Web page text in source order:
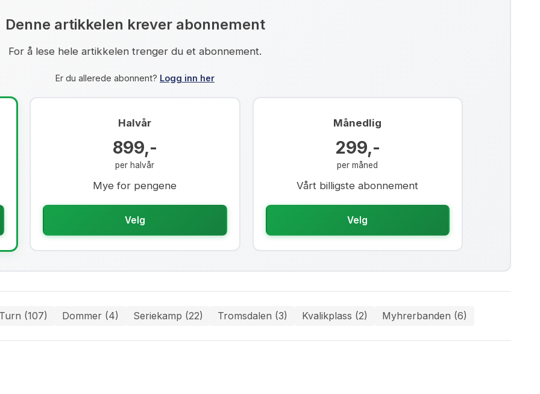
Denne artikkelen krever abonnement
For å lese hele artikkelen trenger du et abonnement.
Er du allerede abonnent? Logg inn her
Halvår
899,-
per halvår
Mye for pengene
Velg
Månedlig
299,-
per måned
Vårt billigste abonnement
Velg
(107) Dommer (4) Seriekamp (22) Tromsdalen (3) Kvalikplass (2) Myhrerbanden (6)